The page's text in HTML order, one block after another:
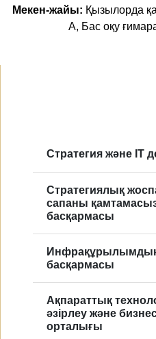
Мекен-жайы: Қызылорда
А, Бас оқу
Стратегия және IT
Cтратегиялық
сапаны
басқармасы
басқармасы
Ақпараттық
әзірлеу және
орталығы